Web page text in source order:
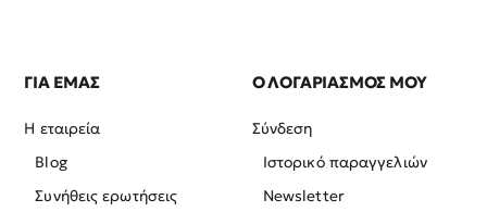
ΓΙΑ ΕΜΑΣ
Η εταιρεία
Blog
Συνήθεις ερωτήσεις
Ο ΛΟΓΑΡΙΑΣΜΟΣ ΜΟΥ
Σύνδεση
Ιστορικό παραγγελιών
Newsletter